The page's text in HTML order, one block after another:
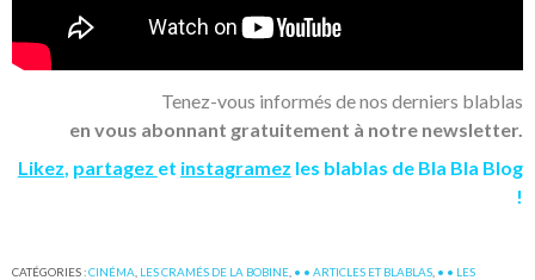
Tenez-vous informés de nos derniers blablas
en vous abonnant gratuitement à notre newsletter.
Likez, partagez et instagramez les blablas de Bla Bla Blog
!
CATÉGORIES :CINÉMA LES CRAMÉS DE LA BOBINE • • ARTICLES ET BLABLAS • • LES